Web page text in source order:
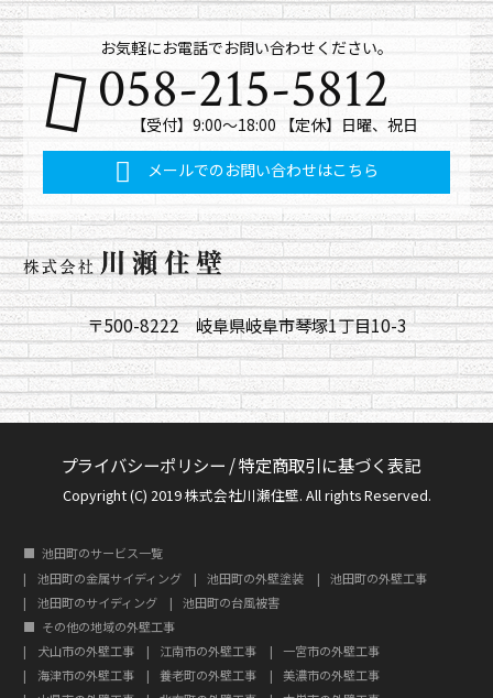
〒500-8222 岐阜県岐阜市琴塚1丁目10-3
お気軽にお電話でお問い合わせください。
058-215-5812
【受付】9:00～18:00 【定休】日曜、祝日
メールでのお問い合わせはこちら
プライバシーポリシー /特定商取引に基づく表記
Copyright (C) 2019 株式会社川瀬住壁. All rights Reserved.
池田町のサービス一覧
池田町の金属サイディング
池田町の外壁塗装
池田町の外壁工事
池田町のサイディング
池田町の台風被害
その他の地域の外壁工事
犬山市の外壁工事
江南市の外壁工事
一宮市の外壁工事
海津市の外壁工事
養老町の外壁工事
美濃市の外壁工事